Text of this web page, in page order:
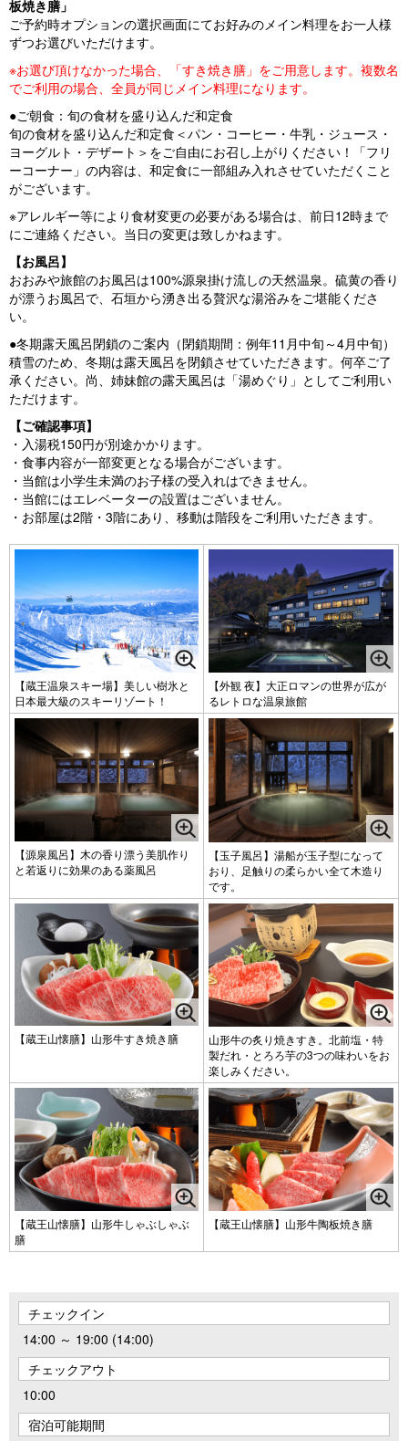
板焼き膳」
ご予約時オプションの選択画面にてお好みのメイン料理をお一人様
ずつお選びいただけます。
※お選び頂けなかった場合、「すき焼き膳」をご用意します。複数名
でご利用の場合、全員が同じメイン料理になります。
●ご朝食：旬の食材を盛り込んだ和定食
旬の食材を盛り込んだ和定食＜パン・コーヒー・牛乳・ジュース・
ヨーグルト・デザート＞をご自由にお召し上がりください！「フリ
ーコーナー」の内容は、和定食に一部組み入れさせていただくこと
がございます。
※アレルギー等により食材変更の必要がある場合は、前日12時まで
にご連絡ください。当日の変更は致しかねます。
【お風呂】
おおみや旅館のお風呂は100%源泉掛け流しの天然温泉。硫黄の香り
が漂うお風呂で、石垣から湧き出る贅沢な湯浴みをご堪能くださ
い。
●冬期露天風呂閉鎖のご案内（閉鎖期間：例年11月中旬～4月中旬）
積雪のため、冬期は露天風呂を閉鎖させていただきます。何卒ご了
承ください。尚、姉妹館の露天風呂は「湯めぐり」としてご利用い
ただけます。
【ご確認事項】
・入湯税150円が別途かかります。
・食事内容が一部変更となる場合がございます。
・当館は小学生未満のお子様の受入れはできません。
・当館にはエレベーターの設置はございません。
・お部屋は2階・3階にあり、移動は階段をご利用いただきます。
【蔵王温泉スキー場】美しい樹氷と
日本最大級のスキーリゾート！
【外観 夜】大正ロマンの世界が広が
るレトロな温泉旅館
【源泉風呂】木の香り漂う美肌作り
と若返りに効果のある薬風呂
【玉子風呂】湯船が玉子型になって
おり、足触りの柔らかい全て木造り
です。
【蔵王山懐膳】山形牛すき焼き膳
山形牛の炙り焼きすき。北前塩・特
製だれ・とろろ芋の3つの味わいをお
楽しみください。
【蔵王山懐膳】山形牛しゃぶしゃぶ
膳
【蔵王山懐膳】山形牛陶板焼き膳
チェックイン
14:00 ～ 19:00 (14:00)
チェックアウト
10:00
宿泊可能期間